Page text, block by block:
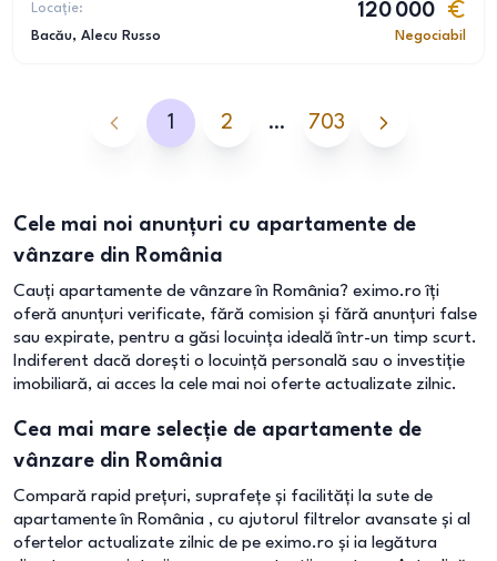
Locație:
Bacău, Alecu Russo
120 000
Negociabil
1 2 … 703
Cele mai noi anunțuri cu apartamente de
vânzare din România
Cauți apartamente de vânzare în România? eximo.ro îți
oferă anunțuri verificate, fără comision și fără anunțuri false
sau expirate, pentru a găsi locuința ideală într-un timp scurt.
Indiferent dacă dorești o locuință personală sau o investiție
imobiliară, ai acces la cele mai noi oferte actualizate zilnic.
Cea mai mare selecție de apartamente de
vânzare din România
Compară rapid prețuri, suprafețe și facilități la sute de
apartamente în România , cu ajutorul filtrelor avansate și al
ofertelor actualizate zilnic de pe eximo.ro și ia legătura